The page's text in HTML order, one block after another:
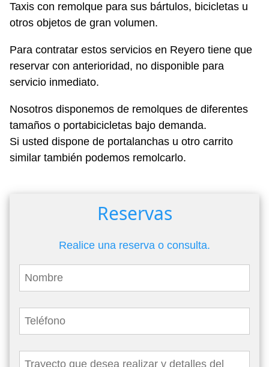
Taxis con remolque para sus bártulos, bicicletas u
otros objetos de gran volumen.
Para contratar estos servicios en Reyero tiene que
reservar con anterioridad, no disponible para
servicio inmediato.
Nosotros disponemos de remolques de diferentes
tamaños o portabicicletas bajo demanda.
Si usted dispone de portalanchas u otro carrito
similar también podemos remolcarlo.
Reservas
Realice una reserva o consulta.